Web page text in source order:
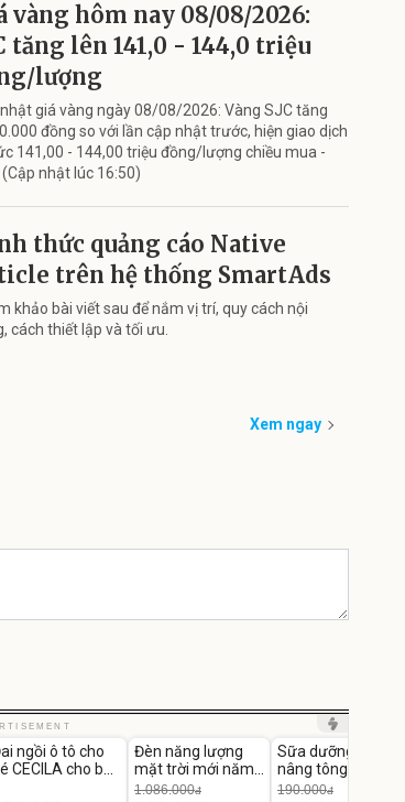
vàng hôm nay 08/08/2026:
tăng lên 141,0 - 144,0 triệu
lượng
giá vàng ngày 08/08/2026: Vàng SJC tăng
đồng so với lần cập nhật trước, hiện giao dịch
141,00 - 144,00 triệu đồng/lượng chiều mua -
(Cập nhật lúc 16:50)
thức quảng cáo Native
trên hệ thống SmartAds
khảo bài viết sau để nắm vị trí, quy cách nội
cách thiết lập và tối ưu.
Xem ngay
Unmute
ngồi ô tô cho
CECILA cho bé
-56%
Đèn năng lượng
mặt trời mới năm
2026 có 120 viên
1.086.000đ
-27%
Unmute
Sữa dưỡng thể
nâng tông tức thì
Vaseline Body
190.000đ